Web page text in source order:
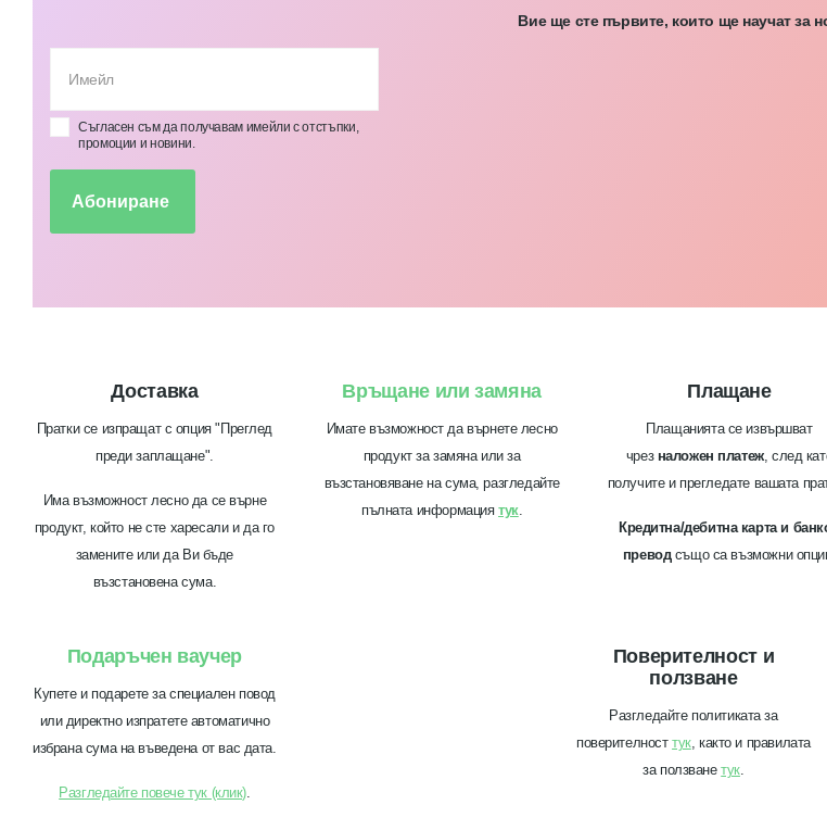
Вие ще сте първите, които ще научат за
Съгласен съм да получавам имейли с отстъпки,
промоции и новини.
Абониране
Доставка
Пратки се изпращат с опция "Преглед
преди заплащане".
Има възможност лесно да се върне
продукт, който не сте харесали и да го
замените или да Ви бъде
възстановена сума.
Връщане или замяна
Имате възможност да върнете лесно
продукт за замяна или за
възстановяване на сума, разгледайте
пълната информация тук.
Плащане
Плащанията се извършват
чрез наложен платеж, след
получите и прегледате вашата
Кредитна/дебитна карта и
преводсъщо са възможни
Подаръчен ваучер
Купете и подарете за специален повод
или директно изпратете автоматично
избрана сума на въведена от вас дата.
Разгледайте повече тук (клик)
Поверителност и
ползване
Разгледайте политиката за
поверителносттук, както и правилата
за ползванетук.